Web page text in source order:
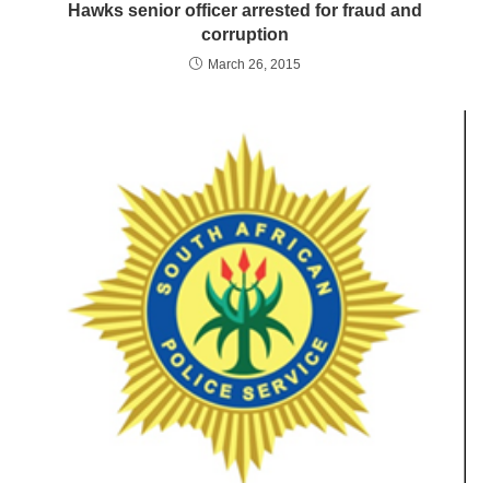
Hawks senior officer arrested for fraud and
corruption
March 26, 2015